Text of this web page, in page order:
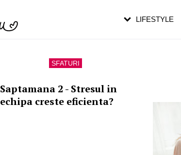
SFATURI
Saptamana 2 - Stresul in
echipa creste eficienta?
LIFESTYLE
pe măsură ce înaintezi în vârstă